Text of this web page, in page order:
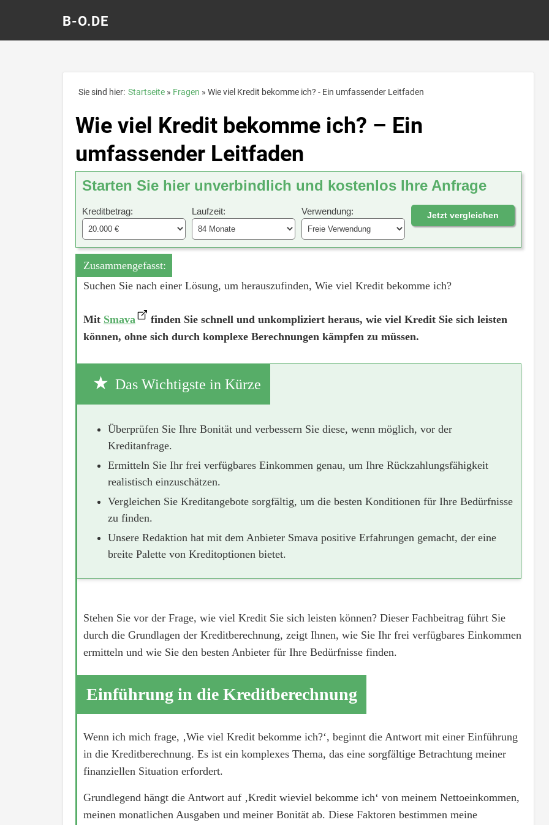
B-O.DE
Sie sind hier: Startseite Fragen Wie viel Kredit bekomme ich? - Ein umfassender Leitfaden
Wie viel Kredit bekomme ich? – Ein
umfassender Leitfaden
Starten Sie hier unverbindlich und kostenlos Ihre Anfrage
Kreditbetrag: Laufzeit: Verwendung: Jetzt vergleichen
Zusammengefasst:
Suchen Sie nach einer Lösung, um herauszufinden, Wie viel Kredit bekomme ich?
Mit Smava
finden Sie schnell und unkompliziert heraus, wie viel Kredit Sie sich leisten
können, ohne sich durch komplexe Berechnungen kämpfen zu müssen.
Das Wichtigste in Kürze
Überprüfen Sie Ihre Bonität und verbessern Sie diese, wenn möglich, vor der
Kreditanfrage.
Ermitteln Sie Ihr frei verfügbares Einkommen genau, um Ihre Rückzahlungsfähigkeit
realistisch einzuschätzen.
Vergleichen Sie Kreditangebote sorgfältig, um die besten Konditionen für Ihre Bedürfnisse
zu finden.
Unsere Redaktion hat mit dem Anbieter Smava positive Erfahrungen gemacht, der eine
breite Palette von Kreditoptionen bietet.
Stehen Sie vor der Frage, wie viel Kredit Sie sich leisten können? Dieser Fachbeitrag führt Sie
durch die Grundlagen der Kreditberechnung, zeigt Ihnen, wie Sie Ihr frei verfügbares Einkommen
ermitteln und wie Sie den besten Anbieter für Ihre Bedürfnisse finden.
Einführung in die Kreditberechnung
Wenn ich mich frage, ‚Wie viel Kredit bekomme ich?‘, beginnt die Antwort mit einer Einführung
in die Kreditberechnung. Es ist ein komplexes Thema, das eine sorgfältige Betrachtung meiner
finanziellen Situation erfordert.
Grundlegend hängt die Antwort auf ‚Kredit wieviel bekomme ich‘ von meinem Nettoeinkommen,
meinen monatlichen Ausgaben und meiner Bonität ab. Diese Faktoren bestimmen meine